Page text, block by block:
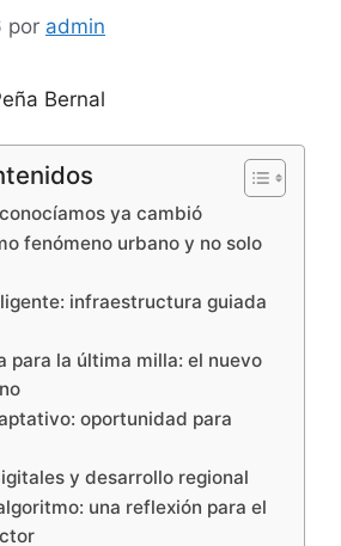
por admin
Bernal
ya cambió
fenómeno urbano y no solo
infraestructura guiada
para la última milla: el nuevo
oportunidad para
y desarrollo regional
una reflexión para el